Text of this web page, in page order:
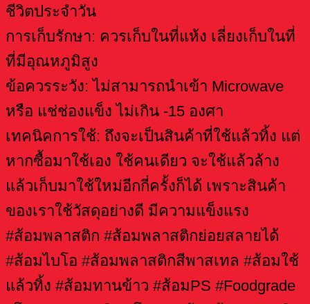
ชีวิตประจำวัน
การเก็บรักษา: ควรเก็บในที่แห้ง เลี่ยงเก็บในที่
ที่มีอุณหภูมิสูง
ข้อควรระวัง: ไม่สามารถนำเข้า Microwave
หรือ แช่ช่องแข็ง ไม่เกิน -15 องศา
เทคนิคการใช้: ถึงจะเป็นสินค้าที่ใช้แล้วทิ้ง แต่
หากซื้อมาใช้เอง ใช้คนเดียว จะใช้แล้วล้าง
แล้วเก็บมาใช้ใหม่อีกกี่ครั้งก็ได้ เพราะสินค้า
ของเราใช้วัสดุอย่างดี มีความแข็งแรง
#ส้อมพลาสติก #ส้อมพลาสติกย่อยสลายได้
#ส้อมไบโอ #ส้อมพลาสติกสีพาสเทล #ส้อมใช้
แล้วทิ้ง #ส้อมทานข้าว #ส้อมPS #Foodgrade